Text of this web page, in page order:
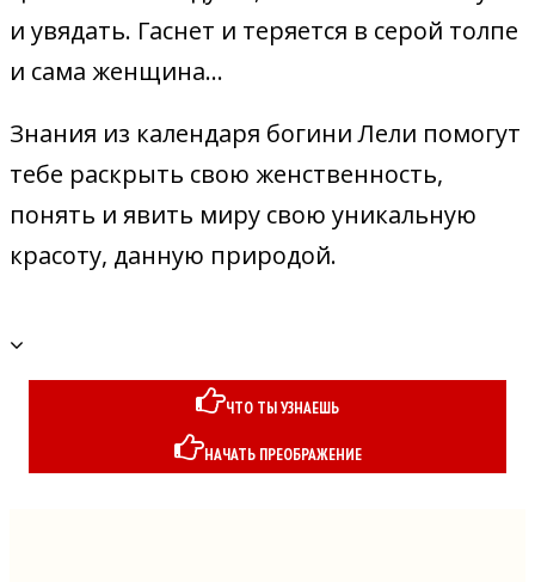
и увядать. Гаснет и теряется в серой толпе
и сама женщина…
Знания из календаря богини Лели помогут
тебе раскрыть свою женственность,
понять и явить миру свою уникальную
красоту, данную природой.
ЧТО ТЫ УЗНАЕШЬ
НАЧАТЬ ПРЕОБРАЖЕНИЕ